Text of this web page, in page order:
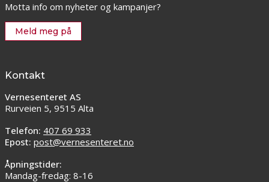
Motta info om nyheter og kampanjer?
Meld meg på
Kontakt
Vernesenteret AS
Rurveien 5, 9515 Alta
Telefon: 407 69 933
Epost: post@vernesenteret.no
Åpningstider:
Mandag-fredag: 8-16